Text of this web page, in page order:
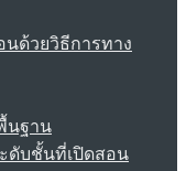
นด้วยวิธีการทาง
นฐาน
ดับชั้นที่เปิดสอน